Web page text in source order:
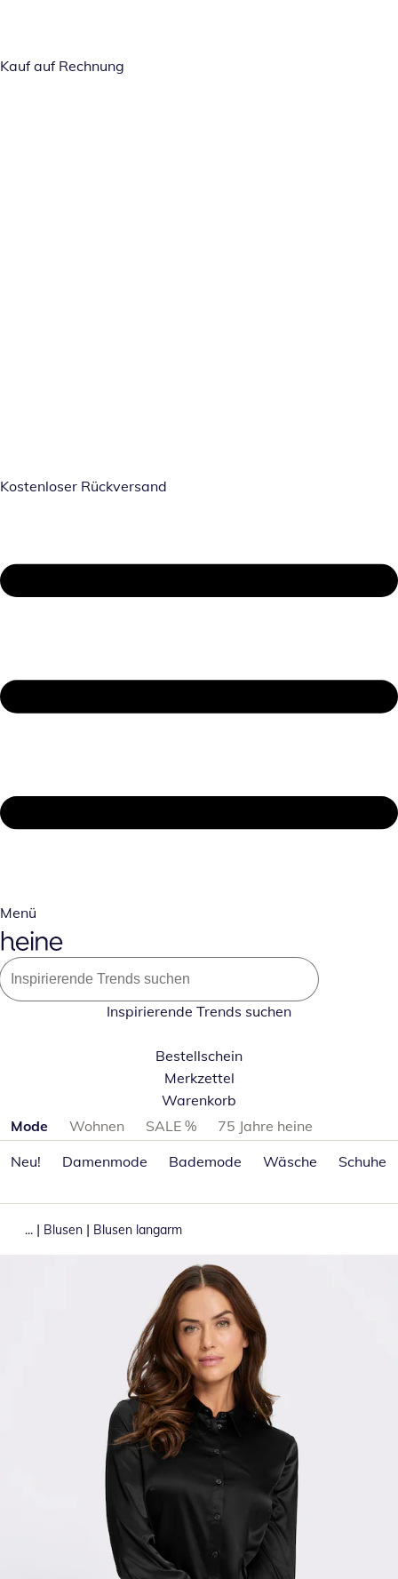
Kauf auf Rechnung
Kostenloser Rückversand
Menü
Inspirierende Trends suchen
Bestellschein
Merkzettel
Warenkorb
Produktkategorien überspringen
Mode Wohnen SALE %
75 Jahre heine
Neu!
Damenmode Bademode Wäsche Schuhe
... | Blusen | Blusen langarm